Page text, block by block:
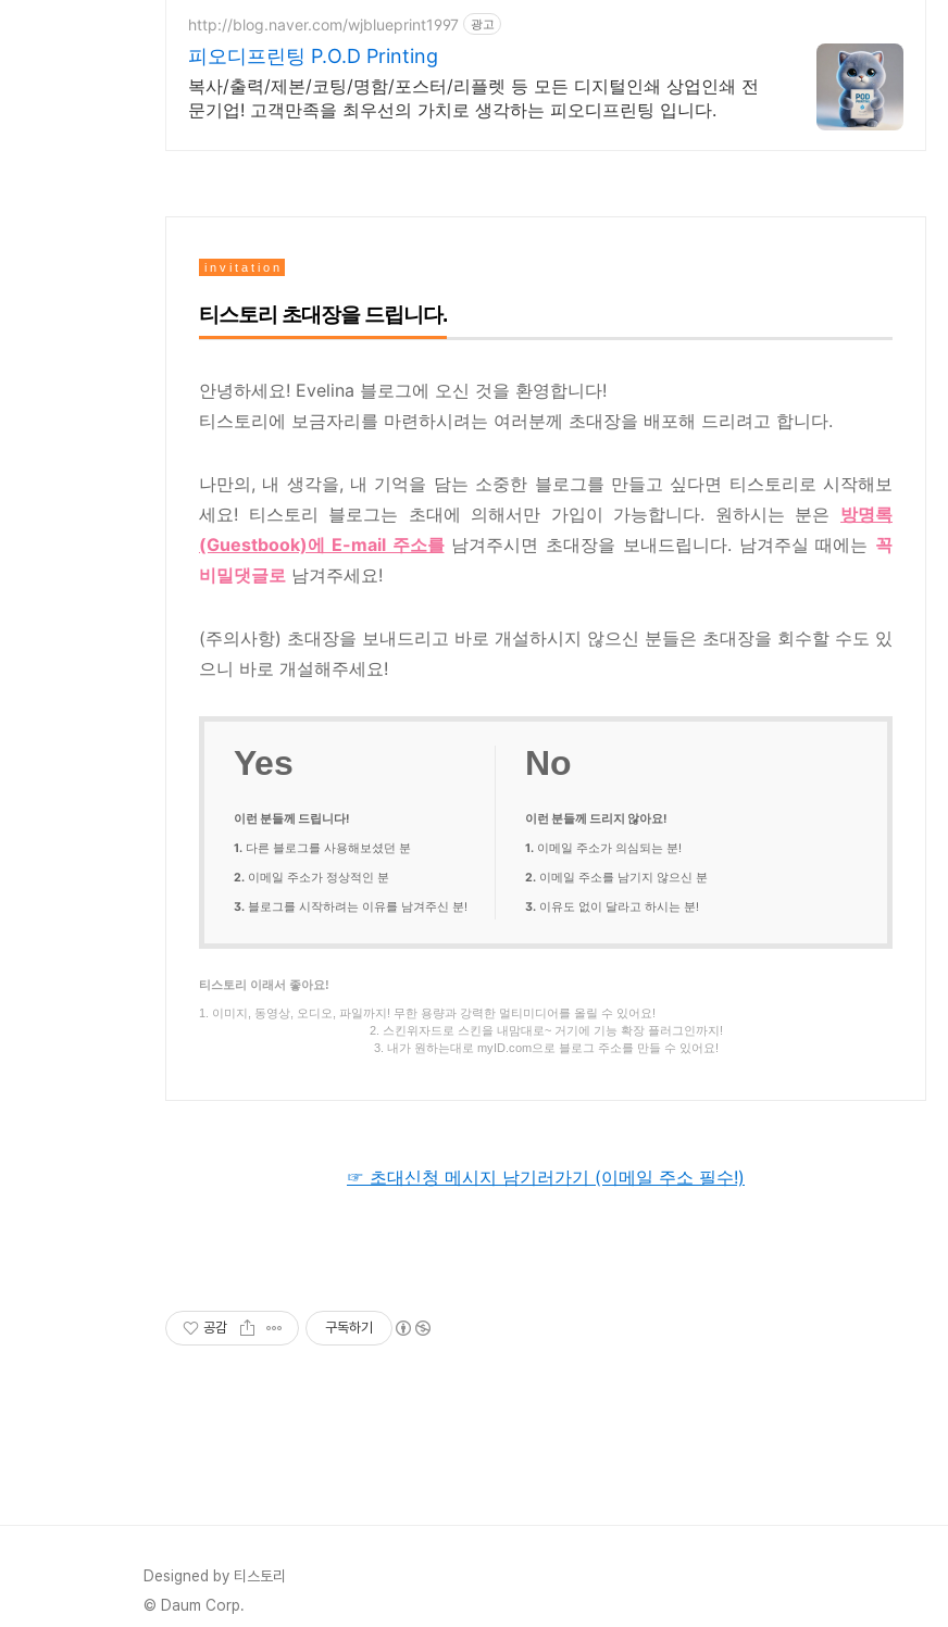
http://blog.naver.com/wjblueprint1997 광고
피오디프린팅 P.O.D Printing
복사/출력/제본/코팅/명함/포스터/리플렛 등 모든 디지털인쇄 상업인쇄 전
문기업! 고객만족을 최우선의 가치로 생각하는 피오디프린팅 입니다.
i n v i t a t i o n
티스토리 초대장을 드립니다.
안녕하세요! Evelina 블로그에 오신 것을 환영합니다!
티스토리에 보금자리를 마련하시려는 여러분께 초대장을 배포해 드리려고 합니다.
나만의, 내 생각을, 내 기억을 담는 소중한 블로그를 만들고 싶다면 티스토리로 시작해보
세요! 티스토리 블로그는 초대에 의해서만 가입이 가능합니다. 원하시는 분은 방명록
(Guestbook)에 E-mail 주소를남겨주시면 초대장을 보내드립니다. 남겨주실 때에는 꼭
비밀댓글로 남겨주세요!
(주의사항) 초대장을 보내드리고 바로 개설하시지 않으신 분들은 초대장을 회수할 수도 있
으니 바로 개설해주세요!
Yes
이런 분들께 드립니다!
1. 다른 블로그를 사용해보셨던 분
2. 이메일 주소가 정상적인 분
3. 블로그를 시작하려는 이유를 남겨주신 분!
No
이런 분들께 드리지 않아요!
1. 이메일 주소가 의심되는 분!
2. 이메일 주소를 남기지 않으신 분
3. 이유도 없이 달라고 하시는 분!
티스토리 이래서 좋아요!
1. 이미지, 동영상, 오디오, 파일까지! 무한 용량과 강력한 멀티미디어를 올릴 수 있어요!
2. 스킨위자드로 스킨을 내맘대로~ 거기에 기능 확장 플러그인까지!
3. 내가 원하는대로 myID.com으로 블로그 주소를 만들 수 있어요!
☞ 초대신청 메시지 남기러가기 (이메일 주소 필수!)
공감 구독하기
Designed by 티스토리
© Daum Corp.